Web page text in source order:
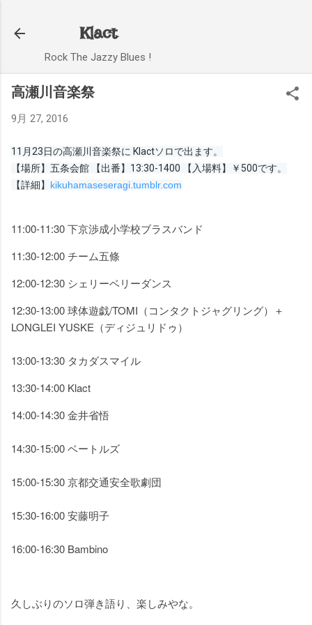
Klact
Rock The Jazzy Blues !
高瀬川音楽祭
9月 27, 2016
11月23日の高瀬川音楽祭に Klactソロで出ます。
【場所】五条会館 【出番】13:30-1400 【入場料】￥500です。
【詳細】 kikuhamaseseragi.tumblr.com
11:00-11:30 下京渉成小学校ブラスバンド
11:30-12:00 チーム五條
12:00-12:30 シェリーベリーダンス
12:30-13:00 球体遊戯/TOMI（コンタクトジャグリング）＋
LONGLEI YUSKE（ディジュリドゥ）
13:00-13:30 タカダスマイル
13:30-14:00 Klact
14:00-14:30 金井省悟
14:30-15:00 ベートルズ
15:00-15:30 京都交通安全歌劇団
15:30-16:00 安藤明子
16:00-16:30 Bambino
久しぶりのソロ弾き語り、楽しみやな。